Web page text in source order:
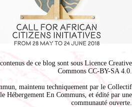
de ce blog sont sous Licence Creative
Commons CC-BY-SA 4.0
maintenu techniquement par le Collectif
Hébergement En Communs , et édité par une
communauté ouverte.